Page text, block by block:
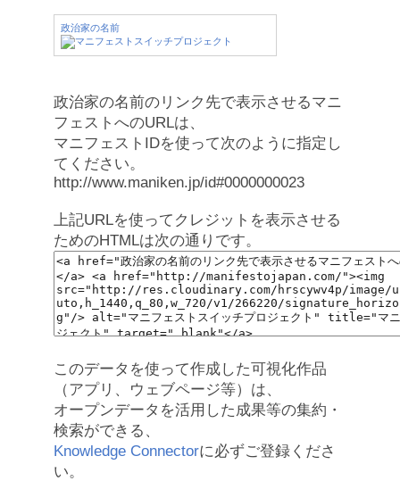
政治家の名前
政治家の名前のリンク先で表示させるマニ
フェストへのURLは、
マニフェストIDを使って次のように指定し
てください。
http://www.maniken.jp/id#0000000023
上記URLを使ってクレジットを表示させる
ためのHTMLは次の通りです。
このデータを使って作成した可視化作品
（アプリ、ウェブページ等）は、
オープンデータを活用した成果等の集約・
検索ができる、
Knowledge Connectorに必ずご登録くださ
い。